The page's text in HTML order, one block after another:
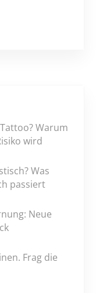
Warum
wird
Was
passiert
Neue
Frag die